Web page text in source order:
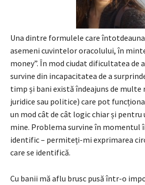
Una dintre formulele care
asemeni cuvintelor oracolului, în
money”. În mod ciudat dificultatea de
survine din incapacitatea de a
timp și bani există îndeajuns de multe
juridice sau politice) care pot
un mod cât de cât logic chiar și pentru
mine. Problema survine în momentul
identific – permiteți-mi exprimarea
care se identifică.
Cu banii mă aflu brusc pusă într-o